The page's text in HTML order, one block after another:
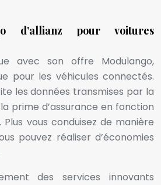
d’allianz pour voitures
avec son offre Modulango,
pour les véhicules connectés.
les données transmises par la
prime d’assurance en fonction
Plus vous conduisez de manière
pouvez réaliser d’économies
des services innovants